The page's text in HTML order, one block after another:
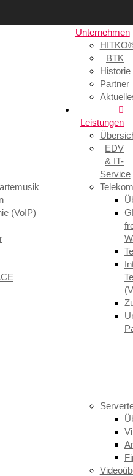
(VoIP)
Unternehmen
BTK
Historie
Partner
Leistungen
EDV
& IT-
Service